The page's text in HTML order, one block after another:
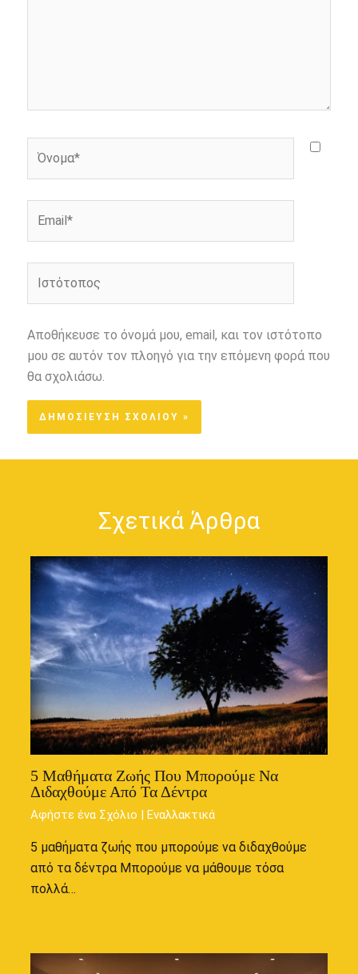
Αποθήκευσε το όνομά μου, email, και τον ιστότοπο
μου σε αυτόν τον πλοηγό για την επόμενη φορά που
θα σχολιάσω.
Σχετικά Άρθρα
5 Μαθήματα Ζωής Που Μπορούμε Να
Διδαχθούμε Από Τα Δέντρα
Αφήστε ένα Σχόλιο |Εναλλακτικά
5 μαθήματα ζωής που μπορούμε να διδαχθούμε
από τα δέντρα Μπορούμε να μάθουμε τόσα
πολλά…